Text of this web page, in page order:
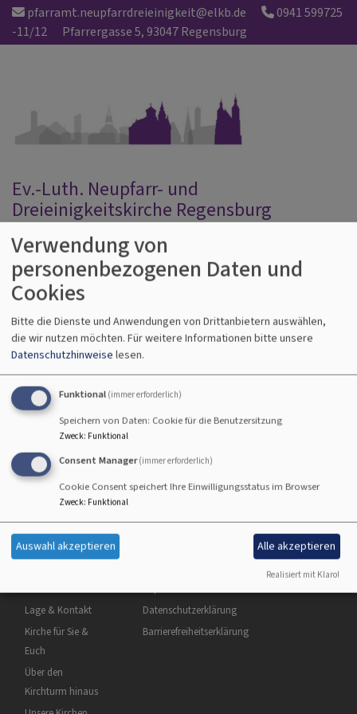
Direkt
zum
Inhalt
pfarramt.neupfarrdreieinigkeit@elkb.de
0941 599725
-11/12
Pfarrergasse 5, 93047 Regensburg
Ev.-Luth. Neupfarr- und
Dreieinigkeitskirche Regensburg
Hauptnavigation
Immerwährender
Reichstag
Hauptnavigation
Startseite
Lage & Kontakt
Kirche für Sie &
Euch
Über den
Kirchturm hinaus
Datenschutzerklärung
Barrierefreiheitserklärung
Benutzermenü
Anmelden
Verwendung von
personenbezogenen Daten und
Cookies
Bitte die Dienste und Anwendungen von Drittanbietern auswählen,
die wir nutzen möchten. Für weitere Informationen bitte unsere
Datenschutzhinweise lesen.
Funktional (immer erforderlich)
Speichern von Daten: Cookie für die Benutzersitzung
Zweck: Funktional
Consent Manager (immer erforderlich)
Cookie Consent speichert Ihre Einwilligungsstatus im Browser
Zweck: Funktional
Auswahl akzeptieren Alle akzeptieren
Realisiert mit Klaro!